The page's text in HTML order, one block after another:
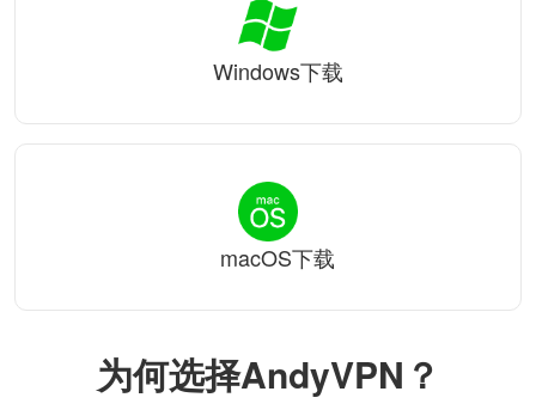
为何选择AndyVPN？
Windows下载
macOS下载